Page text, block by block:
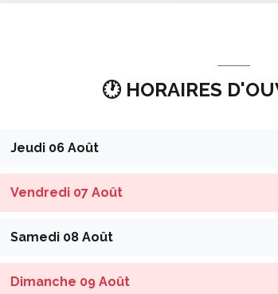
🕐 HORAIRES
Jeudi 06 Août
Vendredi 07 Août
Samedi 08 Août
Dimanche 09 Août